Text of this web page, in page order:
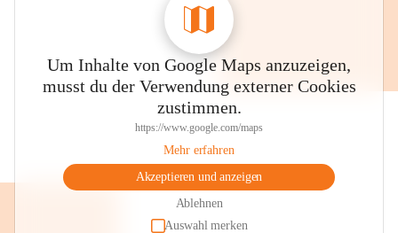
Um Inhalte von Google Maps anzuzeigen,
musst du der Verwendung externer Cookies
zustimmen.
https://www.google.com/maps
Mehr erfahren
Akzeptieren und anzeigen
Ablehnen
Auswahl merken